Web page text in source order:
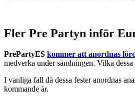
Fler Pre Partyn inför
PrePartyES kommer att anordnas
medverka under sändningen. Vilka
I vanliga fall då dessa fester anordnas
kommande år.